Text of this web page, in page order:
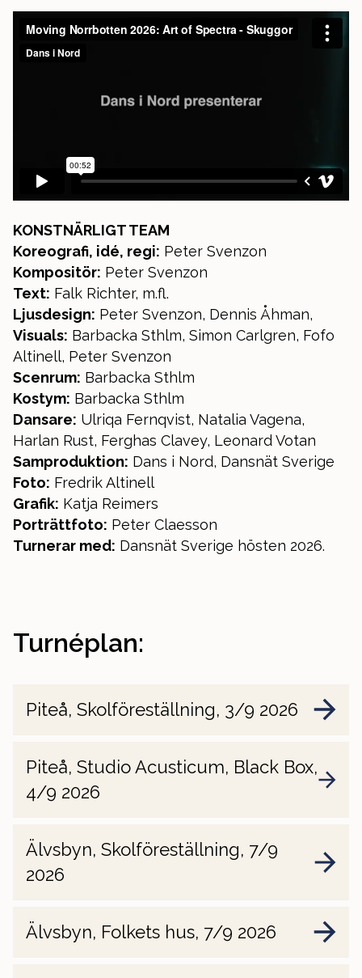
KONSTNÄRLIGT TEAM
Koreografi, idé, regi: Peter Svenzon
Kompositör: Peter Svenzon
Text: Falk Richter, m.fl.
Ljusdesign: Peter Svenzon, Dennis Åhman,
Visuals: Barbacka Sthlm, Simon Carlgren, Fofo
Altinell, Peter Svenzon
Scenrum: Barbacka Sthlm
Kostym: Barbacka Sthlm
Dansare: Ulriqa Fernqvist, Natalia Vagena,
Harlan Rust, Ferghas Clavey, Leonard Votan
Samproduktion: Dans i Nord, Dansnät Sverige
Foto: Fredrik Altinell
Grafik: Katja Reimers
Porträttfoto: Peter Claesson
Turnerar med: Dansnät Sverige hösten 2026.
Turnéplan:
Piteå, Skolföreställning, 3/9 2026
Piteå, Studio Acusticum, Black Box,
4/9 2026
Älvsbyn, Skolföreställning, 7/9
2026
Älvsbyn, Folkets hus, 7/9 2026